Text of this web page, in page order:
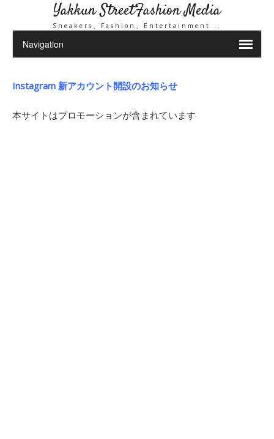
Yakkun StreetFashion Media
Sneakers、Fashion、Entertainment ..
Instagram 新アカウント開設のお知らせ
本サイトはプロモーションが含まれています